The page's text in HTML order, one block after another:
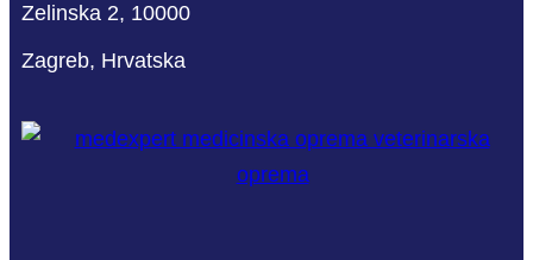
Zelinska 2, 10000
Zagreb, Hrvatska